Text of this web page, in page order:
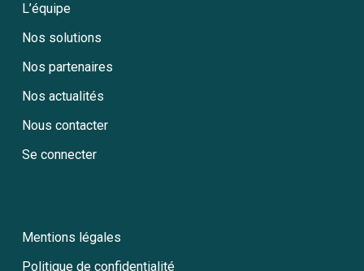
L’équipe
Nos solutions
Nos partenaires
Nos actualités
Nous contacter
Se connecter
Mentions légales
Politique de confidentialité